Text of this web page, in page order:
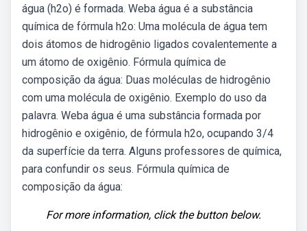
água (h2o) é formada. Weba água é a substância
química de fórmula h2o: Uma molécula de água tem
dois átomos de hidrogênio ligados covalentemente a
um átomo de oxigênio. Fórmula química de
composição da água: Duas moléculas de hidrogênio
com uma molécula de oxigênio. Exemplo do uso da
palavra. Weba água é uma substância formada por
hidrogênio e oxigênio, de fórmula h2o, ocupando 3/4
da superfície da terra. Alguns professores de química,
para confundir os seus. Fórmula química de
composição da água:
For more information, click the button below.